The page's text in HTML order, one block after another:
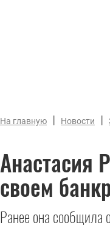
На главную | Новости |
Анастасия
своем
Ранее она сообщила